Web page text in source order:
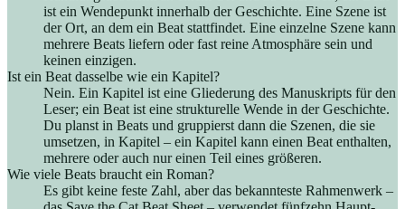
ist ein Wendepunkt innerhalb der Geschichte. Eine Szene ist
der Ort, an dem ein Beat stattfindet. Eine einzelne Szene kann
mehrere Beats liefern oder fast reine Atmosphäre sein und
keinen einzigen.
Ist ein Beat dasselbe wie ein Kapitel?
Nein. Ein Kapitel ist eine Gliederung des Manuskripts für den
Leser; ein Beat ist eine strukturelle Wende in der Geschichte.
Du planst in Beats und gruppierst dann die Szenen, die sie
umsetzen, in Kapitel – ein Kapitel kann einen Beat enthalten,
mehrere oder auch nur einen Teil eines größeren.
Wie viele Beats braucht ein Roman?
Es gibt keine feste Zahl, aber das bekannteste Rahmenwerk –